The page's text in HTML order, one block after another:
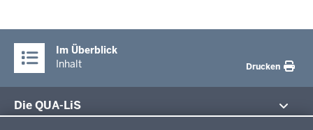
Im Überblick
Inhalt
Drucken
Die QUA-LiS